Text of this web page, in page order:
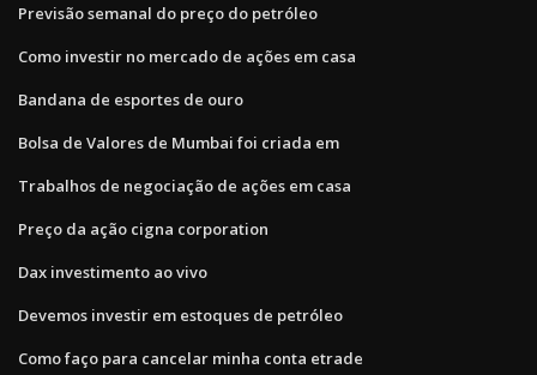
Previsão semanal do preço do petróleo
Como investir no mercado de ações em casa
Bandana de esportes de ouro
Bolsa de Valores de Mumbai foi criada em
Trabalhos de negociação de ações em casa
Preço da ação cigna corporation
Dax investimento ao vivo
Devemos investir em estoques de petróleo
Como faço para cancelar minha conta etrade